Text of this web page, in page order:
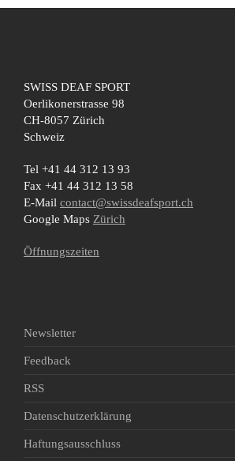
SWISS DEAF SPORT
Oerlikonerstrasse 98
CH-8057 Zürich
Schweiz
Tel +41 44 312 13 93
Fax +41 44 312 13 58
E-Mail contact@swissdeafsport.ch
Google Maps Zürich
Öffnungszeiten
Newsletter
Feedback
RSS
Datenschutzerklärung
Haftungsausschluss